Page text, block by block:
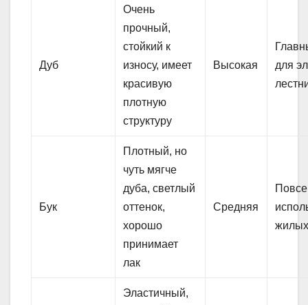
Дуб
Очень
прочный,
стойкий к
износу, имеет
красивую
плотную
структуру
Высокая
для
Бук
Плотный, но
чуть мягче
дуба, светлый
оттенок,
хорошо
принимает
лак
Средняя
Эластичный,